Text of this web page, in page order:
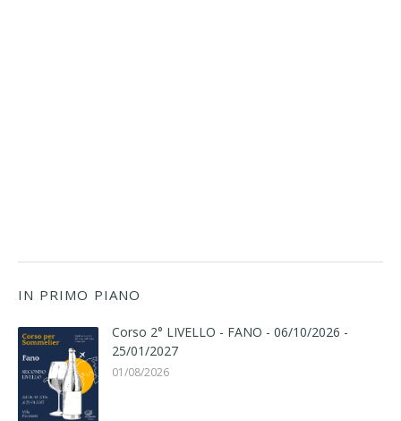
IN PRIMO PIANO
Corso 2° LIVELLO - FANO - 06/10/2026 -
25/01/2027
01/08/2026